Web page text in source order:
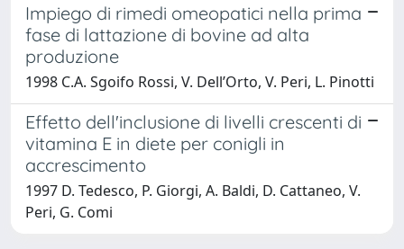
Impiego di rimedi omeopatici nella prima
fase di lattazione di bovine ad alta
produzione
1998 C.A. Sgoifo Rossi, V. Dell’Orto, V. Peri, L. Pinotti
Effetto dell'inclusione di livelli crescenti di
vitamina E in diete per conigli in
accrescimento
1997 D. Tedesco, P. Giorgi, A. Baldi, D. Cattaneo, V.
Peri, G. Comi